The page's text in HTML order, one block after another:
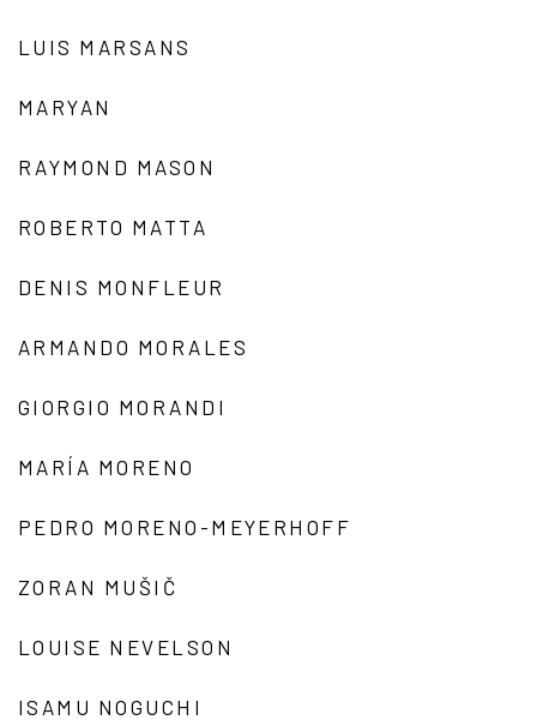
LUIS MARSANS
MARYAN
RAYMOND MASON
ROBERTO MATTA
DENIS MONFLEUR
ARMANDO MORALES
GIORGIO MORANDI
MARÍA MORENO
PEDRO MORENO-MEYERHOFF
ZORAN MUŠIČ
LOUISE NEVELSON
ISAMU NOGUCHI